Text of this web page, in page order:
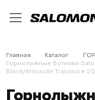
Главная Каталог
Горнолыжные ботинки
Black/Antracite Transluce